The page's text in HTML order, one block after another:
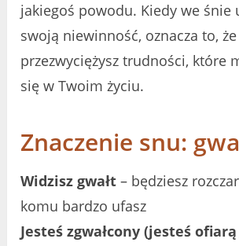
jakiegoś powodu. Kiedy we śnie
swoją niewinność, oznacza to, że
przezwyciężysz trudności, które
się w Twoim życiu.
Znaczenie snu:
Widzisz gwałt– będziesz
komu bardzo ufasz
Jesteś zgwałcony (jesteś